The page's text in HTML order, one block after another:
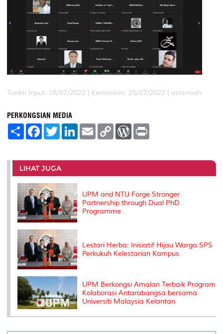
Tarikh Input: 18/07/2022 | Kemaskini: 25/07/2022 | aslamiah
PERKONGSIAN MEDIA
S
e
F
a
b
o
o
k
T
w
t
e
r
L
e
I
E
m
l
C
L
n
W
P
e
s
t
LIHAT JUGA
UPM and NTU Forge Stronger
Partnership through Dual PhD
Programme
Lestari Herba: Inisiatif Hijau Warga SPS
Perkukuh Kelestarian Kampus
UPM Berkongsi Amalan Terbaik Program
Kolaborasi Antarabangsa bersama
Universiti Malaysia Kelantan